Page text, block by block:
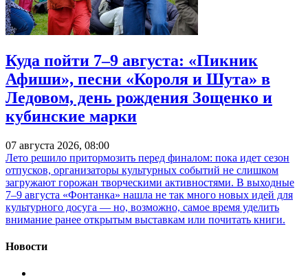
Куда пойти 7–9 августа: «Пикник
Афиши», песни «Короля и Шута» в
Ледовом, день рождения Зощенко и
кубинские марки
07 августа 2026, 08:00
Лето решило притормозить перед финалом: пока идет сезон
отпусков, организаторы культурных событий не слишком
загружают горожан творческими активностями. В выходные
7–9 августа «Фонтанка» нашла не так много новых идей для
культурного досуга — но, возможно, самое время уделить
внимание ранее открытым выставкам или почитать книги.
Новости